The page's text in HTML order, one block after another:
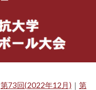
第73回(2022年12月) ｜ 第